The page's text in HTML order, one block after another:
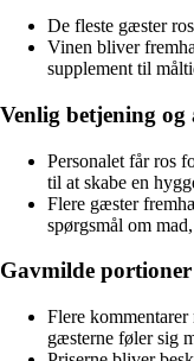
De fleste gæster
Vinen bliver
supplement til
Venlig betjening
Personalet får ros
til at skabe en
Flere gæster
spørgsmål om
Gavmilde
Flere kommentarer
gæsterne føler sig